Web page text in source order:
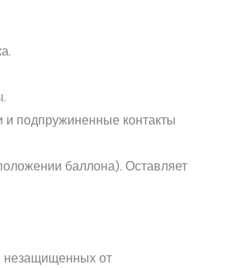
подпружиненные контакты
баллона). Оставляет
незащищенных от